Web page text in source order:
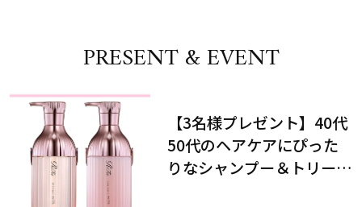
PRESENT & EVENT
【3名様プレゼント】40代
50代のヘアケアにぴった
りなシャンプー＆トリート